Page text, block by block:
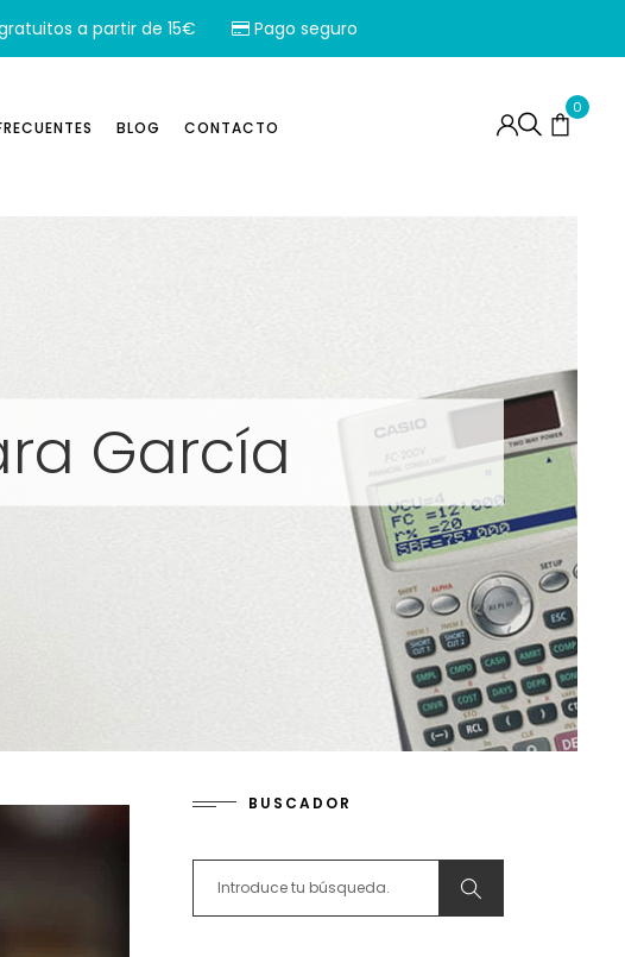
a partir de 15€ Pago seguro
BLOG CONTACTO
0
García
BUSCADOR